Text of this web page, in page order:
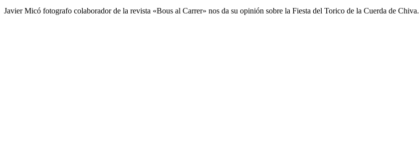
Javier Micó fotografo colaborador de la revista «Bous al Carrer» nos da su opinión sobre la Fiesta del Torico de la Cuerda de Chiva.